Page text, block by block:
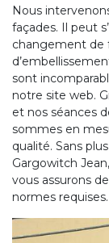
Nous
façades. Il peut
changement de
sont
notre site web.
et nos séances
sommes en
qualité. Sans
Gargowitch
vous assurons
normes